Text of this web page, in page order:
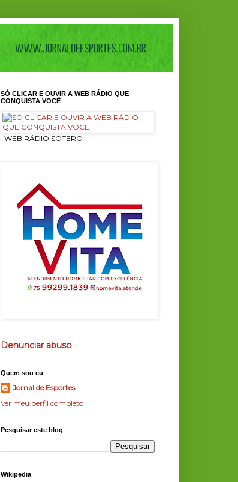
SÓ CLICAR E OUVIR A WEB RÁDIO QUE
CONQUISTA VOCÊ
ㅤ WEB RÁDIO SOTERO
Denunciar abuso
Quem sou eu
Jornal de Esportes
Ver meu perfil completo
Pesquisar este blog
Wikipedia